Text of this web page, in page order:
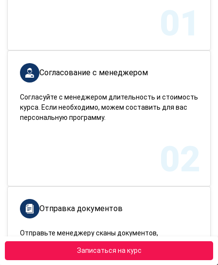
Записаться на курс
01
Согласование с менеджером
Согласуйте с менеджером длительность и стоимость
курса. Если необходимо, можем составить для вас
персональную программу.
02
Отправка документов
Отправьте менеджеру сканы документов,
подтверждающих вашу личность и имеющееся